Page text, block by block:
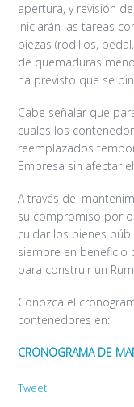
apertura, y revisión
iniciarán las tareas
piezas (rodillos,
de quemaduras
ha previsto que se
Cabe señalar que
cuales los
reemplazados
Empresa sin afectar
A través del
su compromiso por
cuidar los bienes
siembre en beneficio
para construir un
Conozca el
contenedores en:
CRONOGRAMA DE
Tweet